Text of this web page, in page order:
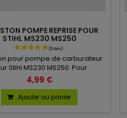
POMPE REPRISE POUR
STIHL MS230 MS250
pour pompe de carburateur
Stihl MS230 MS250. Pour
C1Q : S75, S76, S77, S84, S85,
S89, S90, S91, S92, S102, S106,
S107, S242, 100335, 100338.
4,99 €
Ajouter au panier